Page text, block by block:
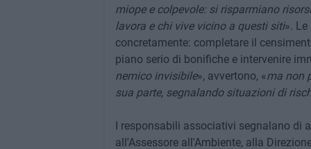
miope e colpevole: si risparmiano
lavora e chi vive vicino a questi siti».
concretamente: completare il
piano serio di bonifiche e intervenire
nemico invisibile», avvertono, «ma non
sua parte, segnalando situazioni di
I responsabili associativi segnalano di
all'Assessore all'Ambiente, alla